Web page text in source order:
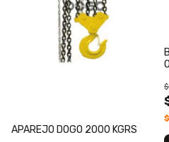
APAREJO DOGO 2000 KGRS